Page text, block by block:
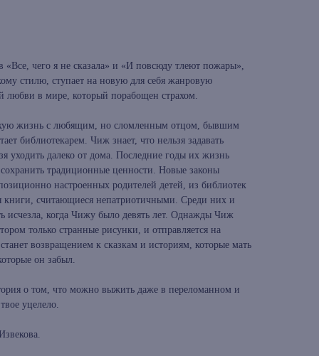
«Все, чего я не сказала» и «И повсюду тлеют пожары»,
стилю, ступает на новую для себя жанровую
любви в мире, который порабощен страхом.
жизнь с любящим, но сломленным отцом, бывшим
библиотекарем. Чиж знает, что нельзя задавать
уходить далеко от дома. Последние годы их жизнь
традиционные ценности. Новые законы
настроенных родителей детей, из библиотек
считающиеся непатриотичными. Среди них и
исчезла, когда Чижу было девять лет. Однажды Чиж
только странные рисунки, и отправляется на
возвращением к сказкам и историям, которые мать
он забыл.
о том, что можно выжить даже в переломанном и
уцелело.